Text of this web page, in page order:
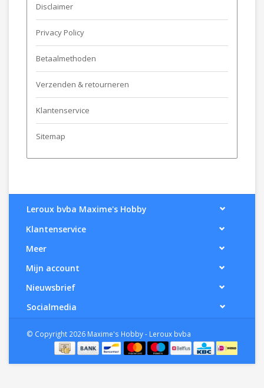
Disclaimer
Privacy Policy
Betaalmethoden
Verzenden & retourneren
Klantenservice
Sitemap
Leroux bvba Maxime's Hobby
Klantenservice
Meer
Mijn account
Nieuwsbrief
Socialmedia
© Copyright 2026 Maxime's Hobby - Leroux bvba